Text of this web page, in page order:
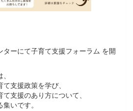
ーにて子育て支援フォーラム を開
支援政策を学び、
支援のあり方について、
いです。